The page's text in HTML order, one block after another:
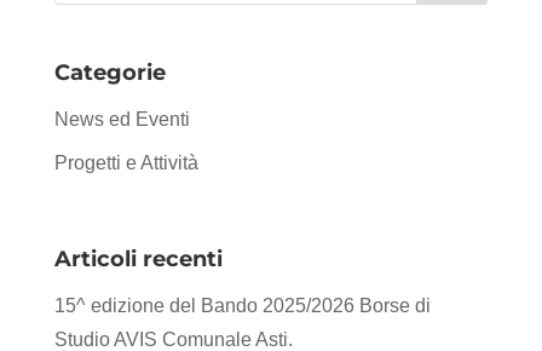
Categorie
News ed Eventi
Progetti e Attività
Articoli recenti
15^ edizione del Bando 2025/2026 Borse di
Studio AVIS Comunale Asti.